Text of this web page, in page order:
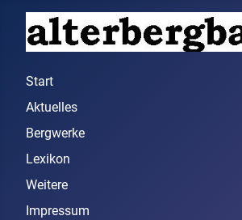
Start
Aktuelles
Bergwerke
Lexikon
Weitere
Impressum